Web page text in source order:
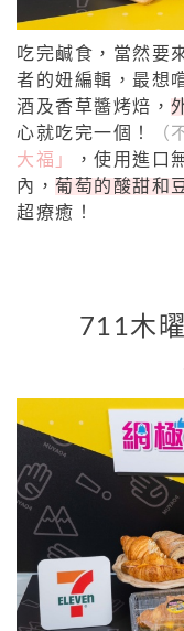
吃完鹹食，當然要
者的妞編輯，最想
酒及香草醬烤焙，
心就吃完一個！
（
大福」
，使用進口
內， 葡萄的酸甜和
超療癒！
711木